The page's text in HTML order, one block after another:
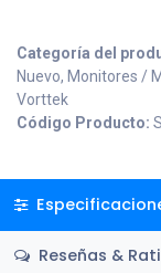
Categoría del
Nuevo, Monitores /
Vorttek
Código Producto:
Reseñas &